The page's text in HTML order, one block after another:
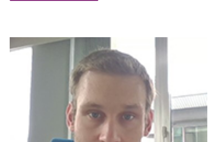
Dr.-Ing. Tobias Runge
Prof. Dr. Ina Schaefer
Dr.-Ing. Alexander Schlie
Prof. Dr. Sandro Schulze
Michael Seidel-Burgdorf